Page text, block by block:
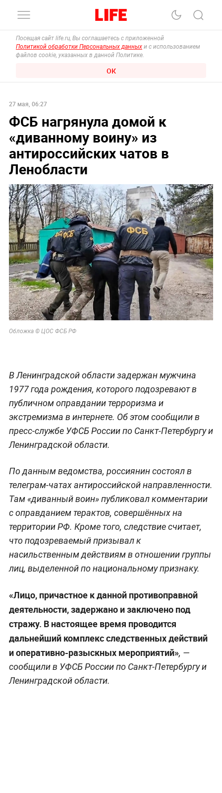
Посещая сайт life.ru, Вы соглашаетесь с приложенной
Политикой обработки Персональных данных и с использованием
файлов cookie, указанных в данной Политике.
ОК
27 мая, 06:27
ФСБ нагрянула домой к
«‎диванному воину» из
антироссийских чатов в
Ленобласти
Обложка © ЦОС ФСБ РФ
В Ленинградской области задержан мужчина
1977 года рождения, которого подозревают в
публичном оправдании терроризма и
экстремизма в интернете. Об этом сообщили в
пресс-службе УФСБ России по Санкт-Петербургу и
Ленинградской области.
По данным ведомства, россиянин состоял в
телеграм-чатах антироссийской направленности.
Там «диванный воин» публиковал комментарии
с оправданием терактов, совершённых на
территории РФ. Кроме того, следствие считает,
что подозреваемый призывал к
насильственным действиям в отношении группы
лиц, выделенной по национальному признаку.
«Лицо, причастное к данной противоправной
деятельности, задержано и заключено под
стражу. В настоящее время проводится
дальнейший комплекс следственных действий
и оперативно-разыскных мероприятий», —
сообщили в УФСБ России по Санкт-Петербургу и
Ленинградской области.